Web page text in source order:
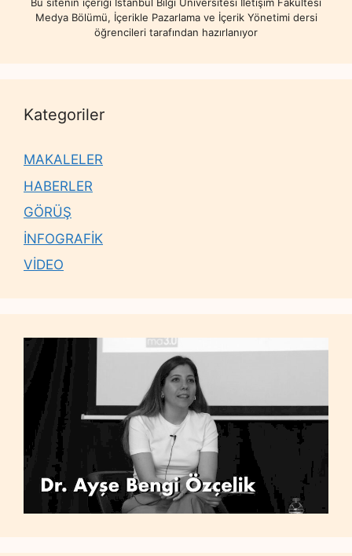
Medya Bölümü, İçerikle Pazarlama ve İçerik Yönetimi dersi
öğrencileri tarafından hazırlanıyor
Kategoriler
MAKALELER
HABERLER
GÖRÜŞ
İNFOGRAFİK
VİDEO